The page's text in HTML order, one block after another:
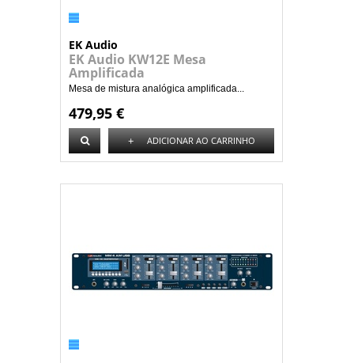
EK Audio
EK Audio KW12E Mesa
Amplificada
Mesa de mistura analógica amplificada...
479,95 €
+ ADICIONAR AO CARRINHO